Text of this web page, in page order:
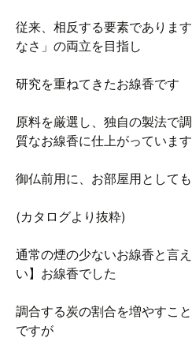
従来、相反する要素でありま
なさ」の両立を目指し
研究を重ねてきたお線香です
原料を厳選し、独自の製法で
質なお線香に仕上がっています
御仏前用に、お部屋用として
(カタログより抜粋)
通常の煙の少ないお線香と言
い】お線香でした
調合する炭の割合を増やすこ
ですが